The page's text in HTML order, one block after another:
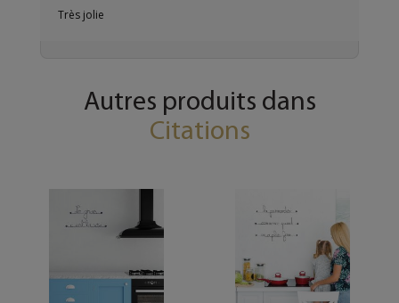
Très jolie
Autres produits dans
Citations